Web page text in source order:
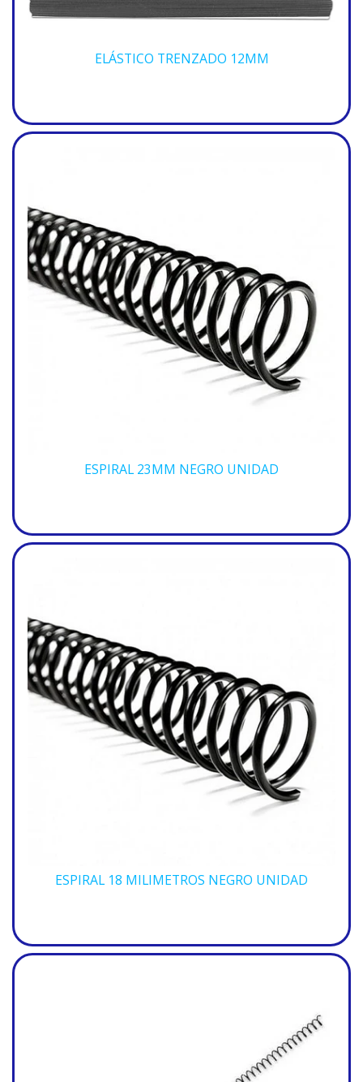
ELÁSTICO TRENZADO 12MM
ESPIRAL 23MM NEGRO UNIDAD
ESPIRAL 18 MILIMETROS NEGRO UNIDAD